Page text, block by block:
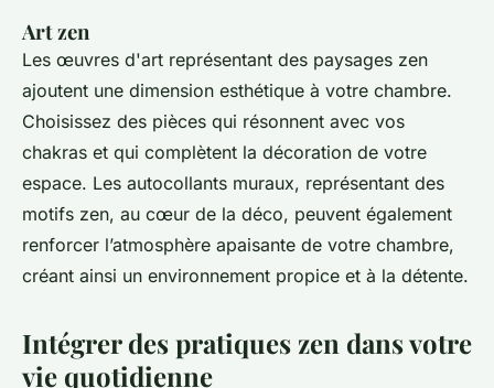
Art zen
Les œuvres d'art représentant des paysages zen
ajoutent une dimension esthétique à votre chambre.
Choisissez des pièces qui résonnent avec vos
chakras et qui complètent la décoration de votre
espace. Les autocollants muraux, représentant des
motifs zen, au cœur de la déco, peuvent également
renforcer l’atmosphère apaisante de votre chambre,
créant ainsi un environnement propice et à la détente.
Intégrer des pratiques zen dans votre
vie quotidienne